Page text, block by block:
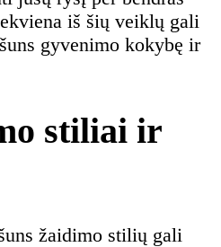
iš šių veiklų gali
gyvenimo kokybę ir
stiliai ir
žaidimo stilių gali